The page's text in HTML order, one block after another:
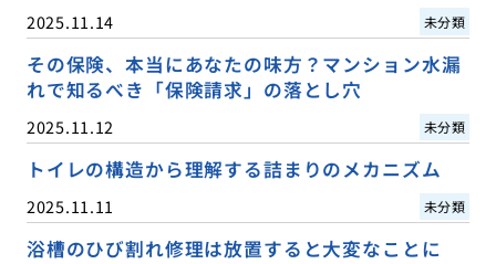
2025.11.14 未分類
その保険、本当にあなたの味方？マンション水漏
れで知るべき「保険請求」の落とし穴
2025.11.12 未分類
トイレの構造から理解する詰まりのメカニズム
2025.11.11 未分類
浴槽のひび割れ修理は放置すると大変なことに